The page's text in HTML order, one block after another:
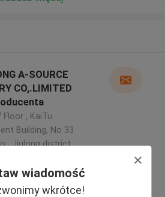
wiadomość
wkrótce!
A-SOURCE
CO,.LIMITED
Floor , KaiTu
Building, No 33
, Jiulong district
Dostawca